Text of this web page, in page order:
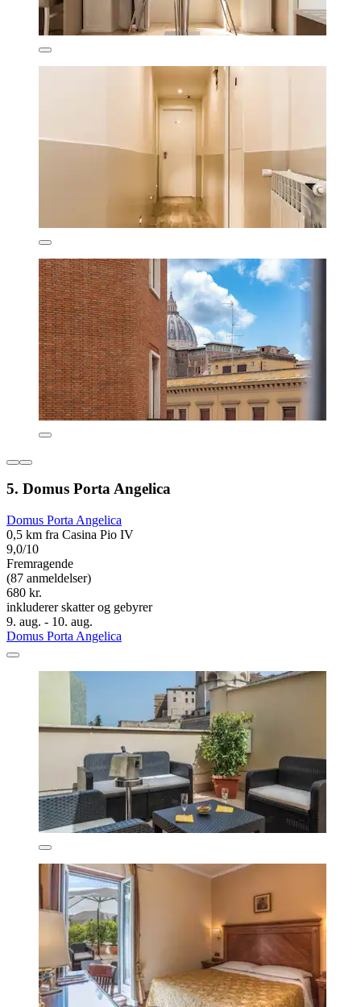
5. Domus Porta Angelica
Domus Porta Angelica
0,5 km fra Casina Pio IV
9,0/10
Fremragende
(87 anmeldelser)
680 kr.
inkluderer skatter og gebyrer
9. aug. - 10. aug.
Domus Porta Angelica